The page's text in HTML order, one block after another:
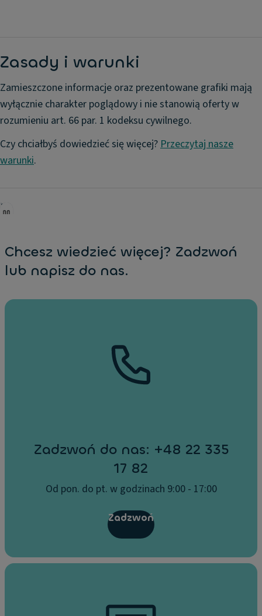
Zasady i warunki
Zamieszczone informacje oraz prezentowane grafiki mają
wyłącznie charakter poglądowy i nie stanowią oferty w
rozumieniu art. 66 par. 1 kodeksu cywilnego.
Czy chciałbyś dowiedzieć się więcej?Przeczytaj nasze
warunki.
Chcesz wiedzieć więcej? Zadzwoń
lub napisz do nas.
Zadzwoń do nas: +48 22 335
17 82
Od pon. do pt. w godzinach 9:00 - 17:00
Zadzwoń